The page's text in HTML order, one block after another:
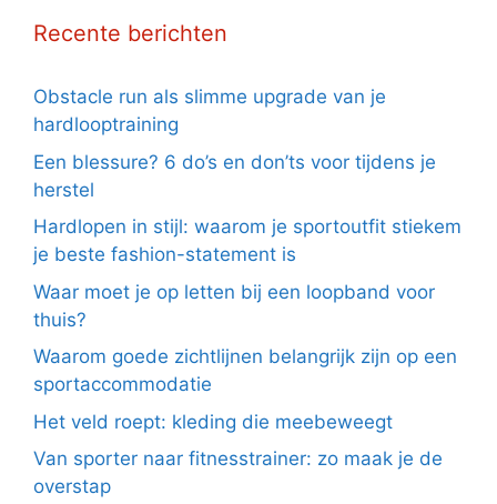
Recente berichten
Obstacle run als slimme upgrade van je
hardlooptraining
Een blessure? 6 do’s en don’ts voor tijdens je
herstel
Hardlopen in stijl: waarom je sportoutfit stiekem
je beste fashion-statement is
Waar moet je op letten bij een loopband voor
thuis?
Waarom goede zichtlijnen belangrijk zijn op een
sportaccommodatie
Het veld roept: kleding die meebeweegt
Van sporter naar fitnesstrainer: zo maak je de
overstap